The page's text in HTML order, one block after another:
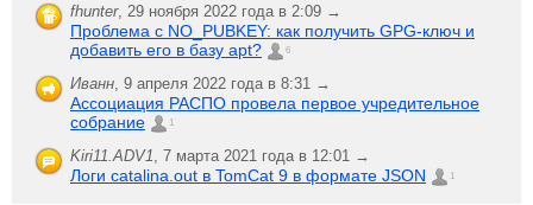
fhunter, 29 ноября 2022 года в 2:09 →
Проблема с NO_PUBKEY: как получить GPG-ключ и
добавить его в базу apt?
6
Иванн 9 апреля 2022 года в 8:31 →
Ассоциация РАСПО провела первое учредительное
собрание
1
Kiri11.ADV1 7 марта 2021 года в 12:01 →
Логи catalina.out в TomCat 9 в формате JSON 1